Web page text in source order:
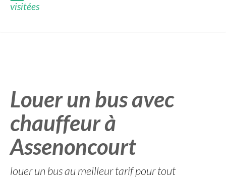
visitées
Louer un bus avec
chauffeur à
Assenoncourt
louer un bus au meilleur tarif pour tout